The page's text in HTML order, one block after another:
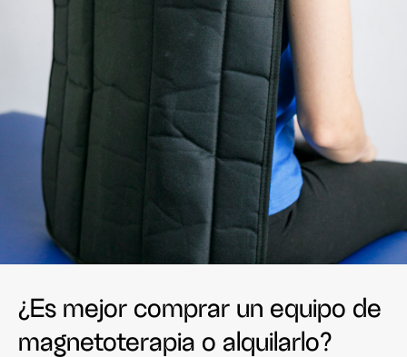
¿Es mejor comprar un equipo de
magnetoterapia o alquilarlo?